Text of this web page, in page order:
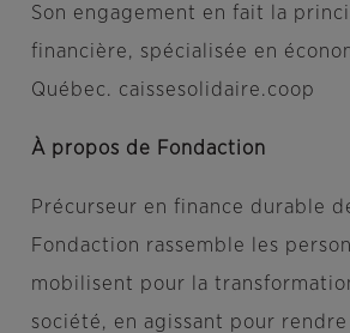
Son engagement en fait la
financière, spécialisée en
Québec. caissesolidaire.coop
À propos de Fondaction
Précurseur en finance durable
Fondaction rassemble les
mobilisent pour la
société, en agissant pour rendre